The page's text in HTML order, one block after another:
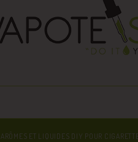
ARÔMES ET LIQUIDES DIY POUR